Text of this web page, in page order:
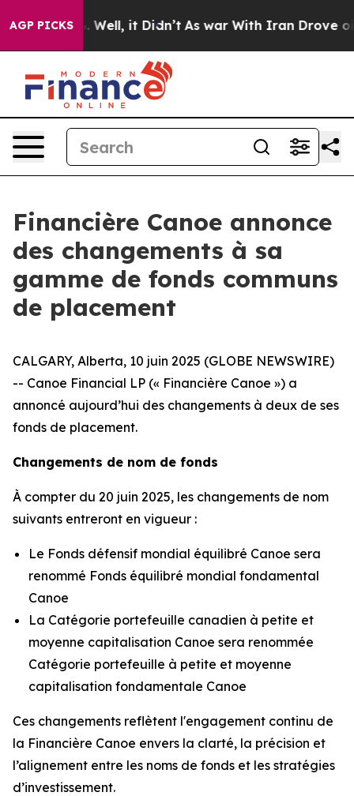
AGP PICKS
40%. Well, it Didn’t As war With Iran Drove oil
Financière Canoe annonce
des changements à sa
gamme de fonds communs
de placement
CALGARY, Alberta, 10 juin 2025 (GLOBE NEWSWIRE)
-- Canoe Financial LP (« Financière Canoe ») a
annoncé aujourd’hui des changements à deux de ses
fonds de placement.
Changements de nom de fonds
À compter du 20 juin 2025, les changements de nom
suivants entreront en vigueur :
Le Fonds défensif mondial équilibré Canoe sera
renommé Fonds équilibré mondial fondamental
Canoe
La Catégorie portefeuille canadien à petite et
moyenne capitalisation Canoe sera renommée
Catégorie portefeuille à petite et moyenne
capitalisation fondamentale Canoe
Ces changements reflètent l'engagement continu de
la Financière Canoe envers la clarté, la précision et
l’alignement entre les noms de fonds et les stratégies
d’investissement.